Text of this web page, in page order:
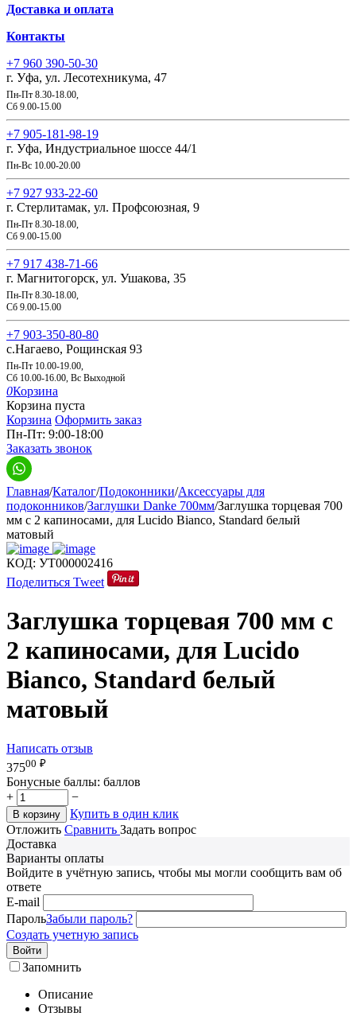
Доставка и оплата
Контакты
+7 960 390-50-30
г. Уфа, ул. Лесотехникума, 47
Пн-Пт 8.30-18.00,
Сб 9.00-15.00
+7 905-181-98-19
г. Уфа, Индустриальное шоссе 44/1
Пн-Вс 10.00-20.00
+7 927 933-22-60
г. Стерлитамак, ул. Профсоюзная, 9
Пн-Пт 8.30-18.00,
Сб 9.00-15.00
+7 917 438-71-66
г. Магнитогорск, ул. Ушакова, 35
Пн-Пт 8.30-18.00,
Сб 9.00-15.00
+7 903-350-80-80
с.Нагаево, Рощинская 93
Пн-Пт 10.00-19.00,
Сб 10.00-16.00, Вс Выходной
0Корзина
Корзина пуста
Корзина Оформить заказ
Пн-Пт: 9:00-18:00
Заказать звонок
Главная/Каталог/Подоконники/Аксессуары для
подоконников/Заглушки Danke 700мм/Заглушка торцевая 700
мм с 2 капиносами, для Lucido Bianco, Standard белый
матовый
КОД: УТ000002416
Поделиться Tweet
Заглушка торцевая 700 мм с
2 капиносами, для Lucido
Bianco, Standard белый
матовый
Написать отзыв
37500 ₽
Бонусные баллы: баллов
+
−
В корзину
Купить в один клик
Отложить Сравнить Задать вопрос
Доставка
Варианты оплаты
Войдите в учётную запись, чтобы мы могли сообщить вам об
ответе
E-mail
ПарольЗабыли пароль?
Создать учетную запись
Войти
Запомнить
Описание
Отзывы